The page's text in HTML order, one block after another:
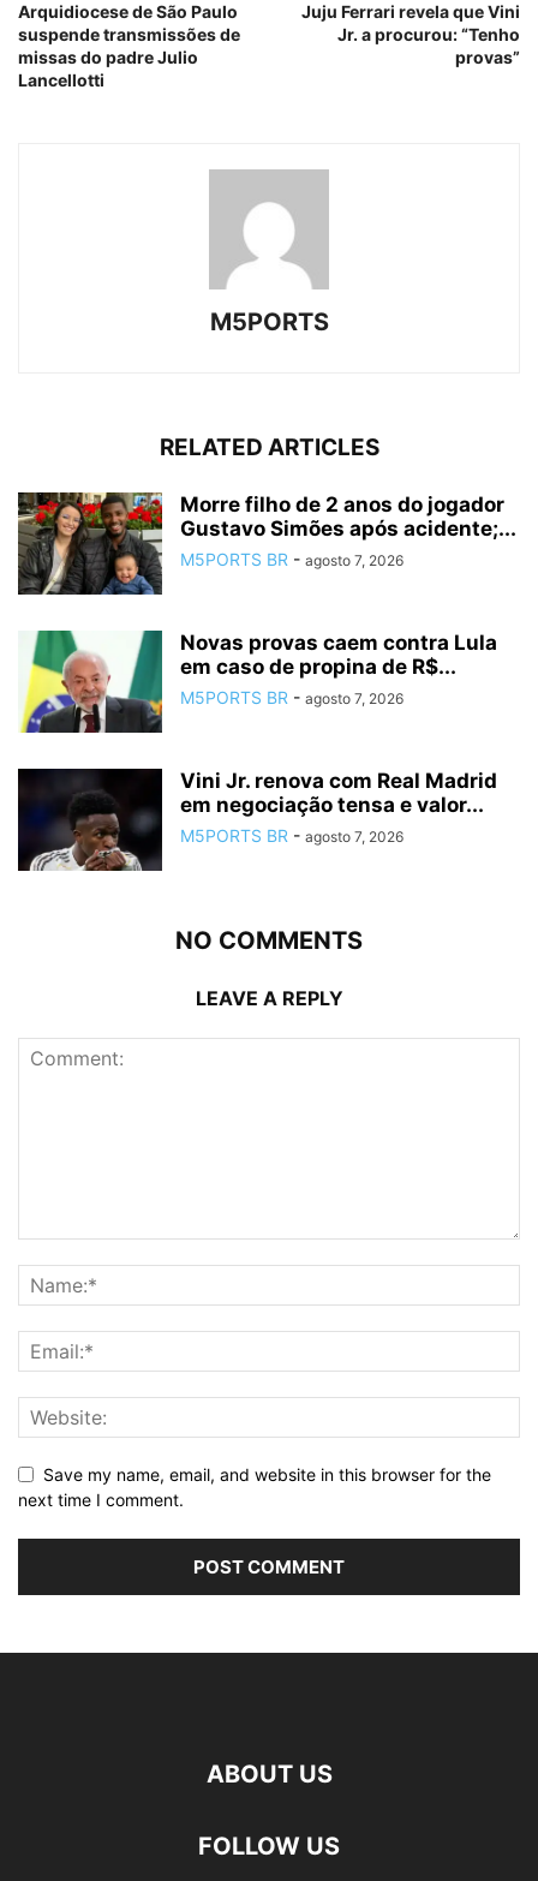
Arquidiocese de São Paulo
suspende transmissões de
missas do padre Julio
Lancellotti
Juju Ferrari revela que Vini
Jr. a procurou: “Tenho
provas”
M5PORTS
RELATED ARTICLES
Morre filho de 2 anos do jogador
Gustavo Simões após acidente;...
M5PORTS BR - agosto 7, 2026
Novas provas caem contra Lula
em caso de propina de R$...
M5PORTS BR - agosto 7, 2026
Vini Jr. renova com Real Madrid
em negociação tensa e valor...
M5PORTS BR - agosto 7, 2026
NO COMMENTS
LEAVE A REPLY
Save my name, email, and website in this browser for the
next time I comment.
ABOUT US
FOLLOW US